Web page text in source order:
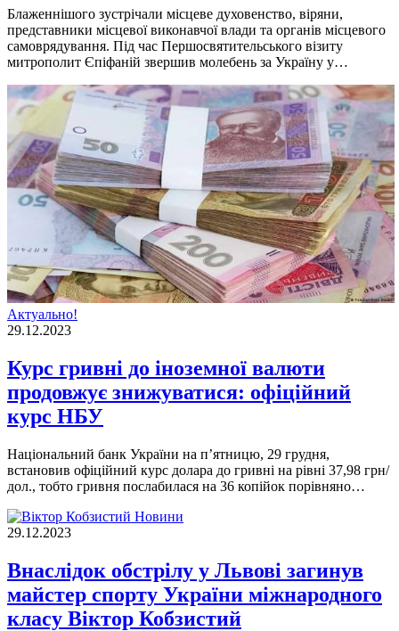
Блаженнішого зустрічали місцеве духовенство, віряни,
представники місцевої виконавчої влади та органів місцевого
самоврядування. Під час Першосвятительського візиту
митрополит Єпіфаній звершив молебень за Україну у…
Актуально!
29.12.2023
Курс гривні до іноземної валюти
продовжує знижуватися: офіційний
курс НБУ
Національний банк України на п’ятницю, 29 грудня,
встановив офіційний курс долара до гривні на рівні 37,98 грн/
дол., тобто гривня послабилася на 36 копійок порівняно…
Новини
29.12.2023
Внаслідок обстрілу у Львові загинув
майстер спорту України міжнародного
класу Bіктор Кобзистий